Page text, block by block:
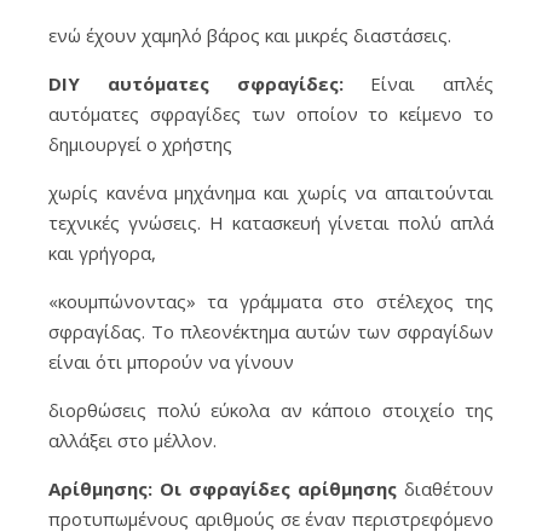
ενώ έχουν χαμηλό βάρος και μικρές διαστάσεις.
DIY αυτόματες σφραγίδες:Είναι απλές
αυτόματες σφραγίδες των οποίον το κείμενο το
δημιουργεί ο χρήστης
χωρίς κανένα μηχάνημα και χωρίς να απαιτούνται
τεχνικές γνώσεις. Η κατασκευή γίνεται πολύ απλά
και γρήγορα,
«κουμπώνοντας» τα γράμματα στο στέλεχος της
σφραγίδας. Το πλεονέκτημα αυτών των σφραγίδων
είναι ότι μπορούν να γίνουν
διορθώσεις πολύ εύκολα αν κάποιο στοιχείο της
αλλάξει στο μέλλον.
Αρίθμησης: Οι σφραγίδες αρίθμησης διαθέτουν
προτυπωμένους αριθμούς σε έναν περιστρεφόμενο